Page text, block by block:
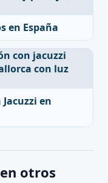
en España
en
otros